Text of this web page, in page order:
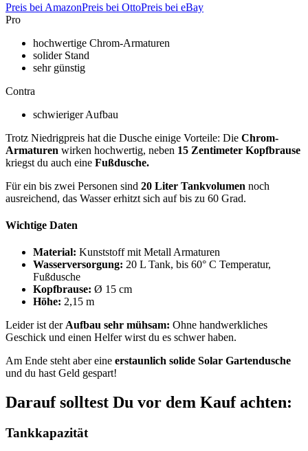
Preis bei AmazonPreis bei OttoPreis bei eBay
Pro
hochwertige Chrom-Armaturen
solider Stand
sehr günstig
Contra
schwieriger Aufbau
Trotz Niedrigpreis hat die Dusche einige Vorteile: Die Chrom-
Armaturen wirken hochwertig, neben 15 Zentimeter Kopfbrause
kriegst du auch eine Fußdusche.
Für ein bis zwei Personen sind 20 Liter Tankvolumen noch
ausreichend, das Wasser erhitzt sich auf bis zu 60 Grad.
Wichtige Daten
Material: Kunststoff mit Metall Armaturen
Wasserversorgung: 20 L Tank, bis 60° C Temperatur,
Fußdusche
Kopfbrause: Ø 15 cm
Höhe: 2,15 m
Leider ist der Aufbau sehr mühsam: Ohne handwerkliches
Geschick und einen Helfer wirst du es schwer haben.
Am Ende steht aber eine erstaunlich solide Solar Gartendusche
und du hast Geld gespart!
Darauf solltest Du vor dem Kauf achten:
Tankkapazität